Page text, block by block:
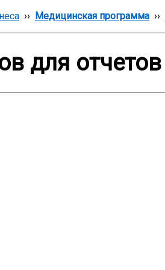
›› Медицинская программа ››
для отчетов